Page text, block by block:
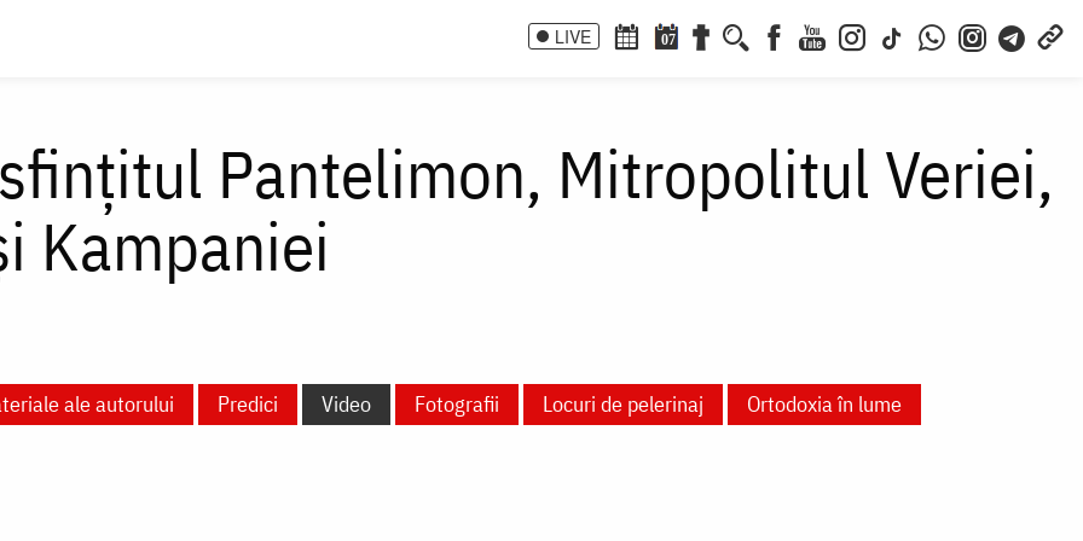
LIVE 07
Pantelimon, Mitropolitul Veriei,
Kampaniei
ale autorului Predici Video Fotografii Locuri de pelerinaj
Ortodoxia în lume